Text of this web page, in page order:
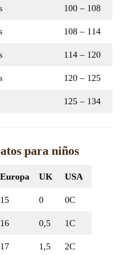
100 – 108
108 – 114
114 – 120
120 – 125
125 – 134
para niños
Europa UK USA
15 0 0C
16 0,5 1C
17 1,5 2C